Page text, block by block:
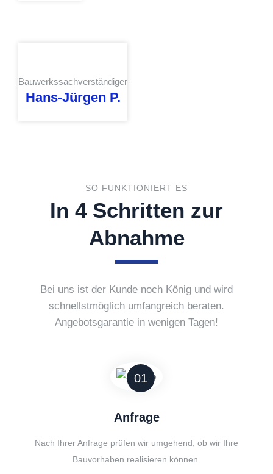
Bauwerkssachverständiger
Hans-Jürgen P.
SO FUNKTIONIERT ES
In 4 Schritten zur
Abnahme
Bei uns ist der Kunde noch König und wird
schnellstmöglich umfangreich beraten.
Angebotsgarantie in wenigen Tagen!
01
Anfrage
Nach Ihrer Anfrage prüfen wir umgehend, ob wir Ihre
Bauvorhaben realisieren können.